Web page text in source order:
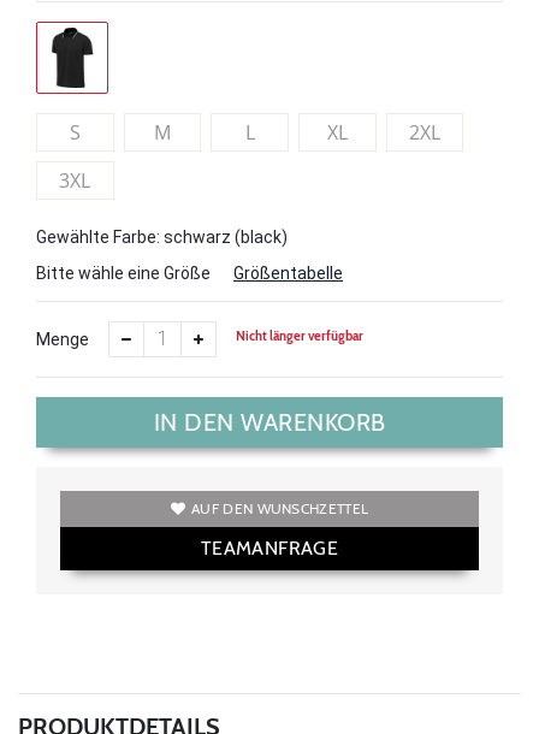
S M L XL
2XL
3XL
Gewählte Farbe: schwarz (black)
Bitte wähle eine Größe
Größentabelle
Menge Nicht länger verfügbar
IN DEN WARENKORB
AUF DEN WUNSCHZETTEL
TEAMANFRAGE
PRODUKTDETAILS